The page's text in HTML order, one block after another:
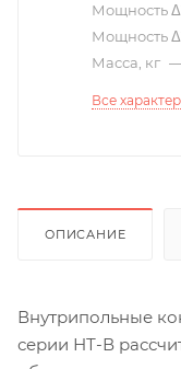
Мощность
Мощность
Масса, кг
Все
ОПИСАНИЕ
Внутрипольные
серии НТ-В